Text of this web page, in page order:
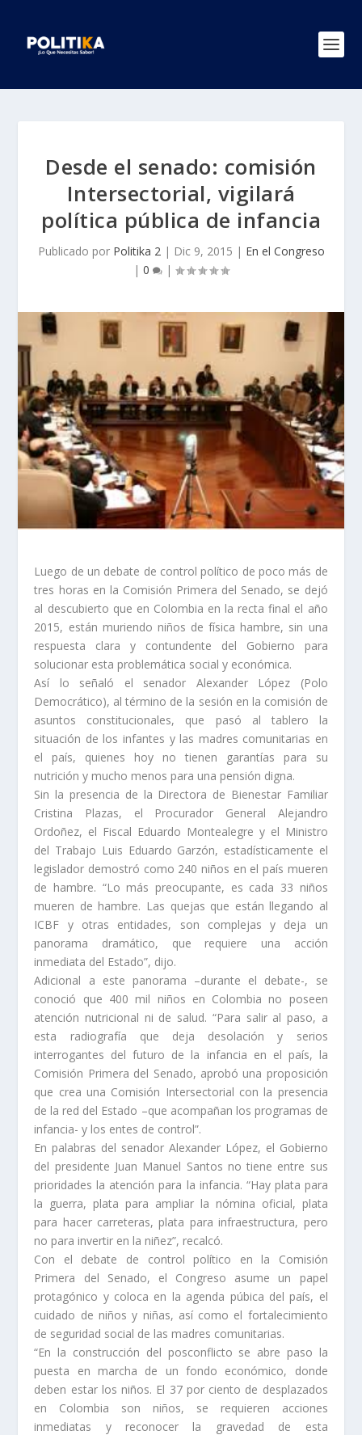
Desde el senado: comisión
Intersectorial, vigilará
política pública de infancia
Publicado por Politika 2| Dic 9, 2015 | En el Congreso
| 0 |
Luego de un debate de control político de poco más de
tres horas en la Comisión Primera del Senado, se dejó
al descubierto que en Colombia en la recta final el año
2015, están muriendo niños de física hambre, sin una
respuesta clara y contundente del Gobierno para
solucionar esta problemática social y económica.
Así lo señaló el senador Alexander López (Polo
Democrático), al término de la sesión en la comisión de
asuntos constitucionales, que pasó al tablero la
situación de los infantes y las madres comunitarias en
el país, quienes hoy no tienen garantías para su
nutrición y mucho menos para una pensión digna.
Sin la presencia de la Directora de Bienestar Familiar
Cristina Plazas, el Procurador General Alejandro
Ordoñez, el Fiscal Eduardo Montealegre y el Ministro
del Trabajo Luis Eduardo Garzón, estadísticamente el
legislador demostró como 240 niños en el país mueren
de hambre. “Lo más preocupante, es cada 33 niños
mueren de hambre. Las quejas que están llegando al
ICBF y otras entidades, son complejas y deja un
panorama dramático, que requiere una acción
inmediata del Estado”, dijo.
Adicional a este panorama –durante el debate-, se
conoció que 400 mil niños en Colombia no poseen
atención nutricional ni de salud. “Para salir al paso, a
esta radiografía que deja desolación y serios
interrogantes del futuro de la infancia en el país, la
Comisión Primera del Senado, aprobó una proposición
que crea una Comisión Intersectorial con la presencia
de la red del Estado –que acompañan los programas de
infancia- y los entes de control”.
En palabras del senador Alexander López, el Gobierno
del presidente Juan Manuel Santos no tiene entre sus
prioridades la atención para la infancia. “Hay plata para
la guerra, plata para ampliar la nómina oficial, plata
para hacer carreteras, plata para infraestructura, pero
no para invertir en la niñez”, recalcó.
Con el debate de control político en la Comisión
Primera del Senado, el Congreso asume un papel
protagónico y coloca en la agenda púbica del país, el
cuidado de niños y niñas, así como el fortalecimiento
de seguridad social de las madres comunitarias.
“En la construcción del posconflicto se abre paso la
puesta en marcha de un fondo económico, donde
deben estar los niños. El 37 por ciento de desplazados
en Colombia son niños, se requieren acciones
inmediatas y reconocer la gravedad de esta